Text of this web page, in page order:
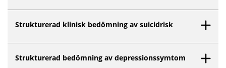
Strukturerad klinisk bedömning av suicidrisk
Strukturerad bedömning av depressionssymtom